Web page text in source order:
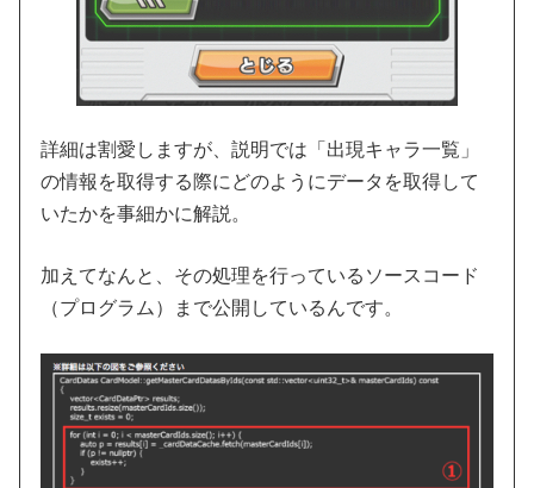
詳細は割愛しますが、説明では「出現キャラ一覧」
の情報を取得する際にどのようにデータを取得して
いたかを事細かに解説。
加えてなんと、その処理を行っているソースコード
（プログラム）まで公開しているんです。